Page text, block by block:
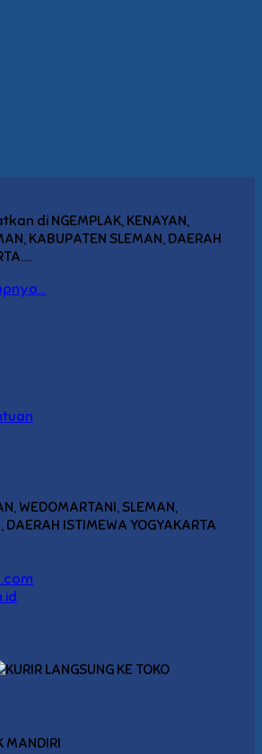
di NGEMPLAK, KENAYAN,
KABUPATEN SLEMAN, DAERAH
WEDOMARTANI, SLEMAN,
DAERAH ISTIMEWA YOGYAKARTA
LANGSUNG KE TOKO